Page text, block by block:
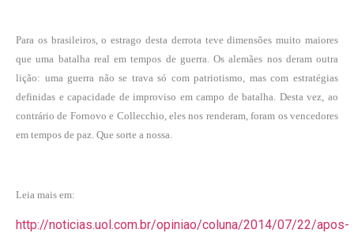
Para os brasileiros, o estrago desta derrota teve dimensões muito maiores
que uma batalha real em tempos de guerra. Os alemães nos deram outra
lição: uma guerra não se trava só com patriotismo, mas com estratégias
definidas e capacidade de improviso em campo de batalha. Desta vez, ao
contrário de Fornovo e Collecchio, eles nos renderam, foram os vencedores
em tempos de paz. Que sorte a nossa.
Leia mais em:
http://noticias.uol.com.br/opiniao/coluna/2014/07/22/apos-